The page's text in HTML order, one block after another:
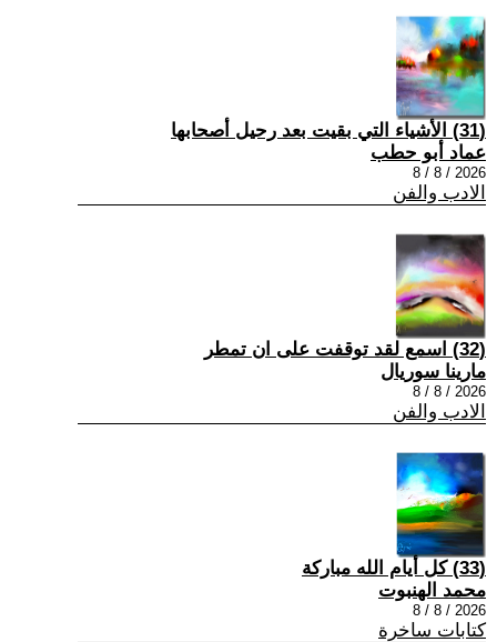
(31) الأشياء التي بقيت بعد رحيل أصحابها
عماد أبو حطب
2026 / 8 / 8
الادب والفن
(32) اسمع لقد توقفت على ان تمطر
مارينا سوريال
2026 / 8 / 8
الادب والفن
(33) كل أيام الله مباركة
محمد الهنبوت
2026 / 8 / 8
كتابات ساخرة